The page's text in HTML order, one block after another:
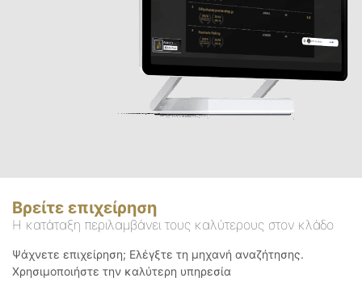
Βρείτε επιχείρηση
Η κατάταξη περιλαμβάνει τους καλύτερους στον κλάδο
Ψάχνετε επιχείρηση; Ελέγξτε τη μηχανή αναζήτησης.
Χρησιμοποιήστε την καλύτερη υπηρεσία